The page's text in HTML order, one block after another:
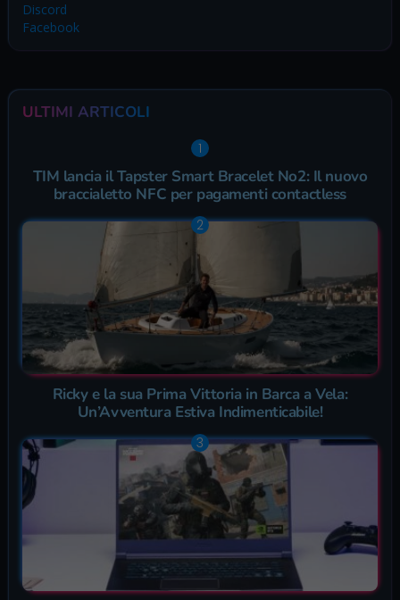
Discord
Facebook
ULTIMI ARTICOLI
TIM lancia il Tapster Smart Bracelet No2: Il nuovo
braccialetto NFC per pagamenti contactless
Ricky e la sua Prima Vittoria in Barca a Vela:
Un’Avventura Estiva Indimenticabile!